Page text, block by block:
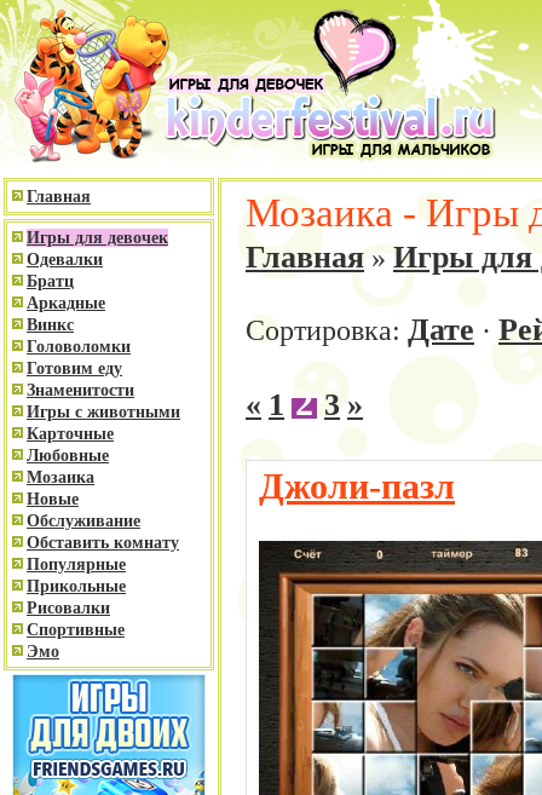
Главная
Игры для девочек
Одевалки
Братц
Аркадные
Винкс
Головоломки
Готовим еду
Знаменитости
Игры с животными
Карточные
Любовные
Мозаика
Новые
Обслуживание
Обставить комнату
Популярные
Прикольные
Рисовалки
Спортивные
Эмо
Мозаика - Игры
Главная » Игры для
Сортировка: Дате ·
« 1 2 3 »
Джоли-пазл